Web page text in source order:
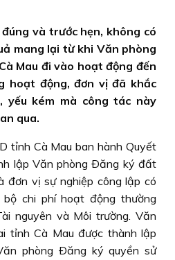
và trước hẹn, không có
mang lại từ khi Văn phòng
Mau đi vào hoạt động đến
hoạt động, đơn vị đã khắc
yếu kém mà công tác này
qua.
tỉnh Cà Mau ban hành Quyết
lập Văn phòng Ðăng ký đất
đơn vị sự nghiệp công lập có
chi phí hoạt động thường
nguyên và Môi trường. Văn
tỉnh Cà Mau được thành lập
phòng Ðăng ký quyền sử